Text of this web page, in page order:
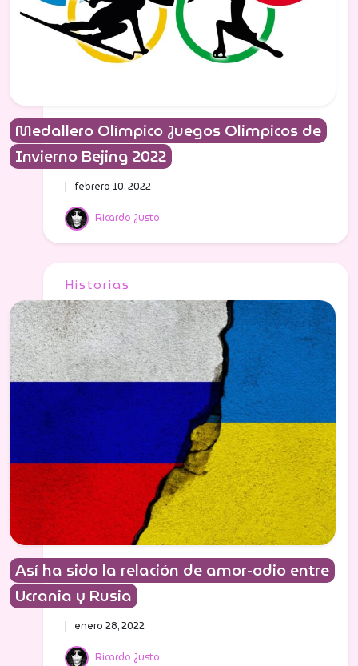
Medallero Olímpico Juegos Olimpicos de
Invierno Bejing 2022
Ricardo Justo
| febrero 10, 2022
Historias
Así ha sido la relación de amor-odio entre
Ucrania y Rusia
Ricardo Justo
| enero 28, 2022